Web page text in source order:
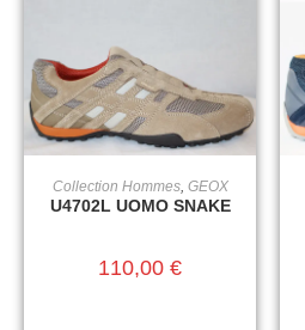
CHOIX DES OPTIONS
Collection Hommes, GEOX
U4702L UOMO SNAKE
110,00 €